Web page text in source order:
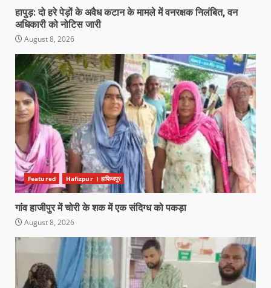
हापुड़: दो हरे पेड़ों के अवैध कटान के मामले में वनरक्षक निलंबित, वन
अधिकारी को नोटिस जारी
August 8, 2026
Featured Hafizpur । हाफिजपुर
गांव हाजीपुर में चोरी के शक में एक संदिग्ध को पकड़ा
August 8, 2026